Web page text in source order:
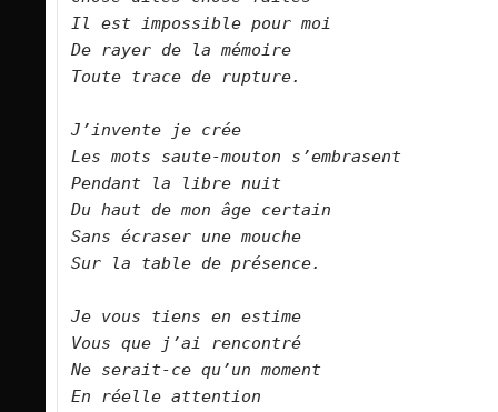
Il est impossible pour moi
De rayer de la mémoire
Toute trace de rupture.
J’invente je crée
Les mots saute-mouton s’embrasent
Pendant la libre nuit
Du haut de mon âge certain
Sans écraser une mouche
Sur la table de présence.
Je vous tiens en estime
Vous que j’ai rencontré
Ne serait-ce qu’un moment
En réelle attention